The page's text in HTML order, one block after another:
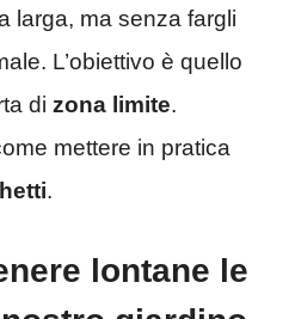
larga, ma senza fargli
L’obiettivo è quello
di zona limite.
mettere in pratica
.
lontane le